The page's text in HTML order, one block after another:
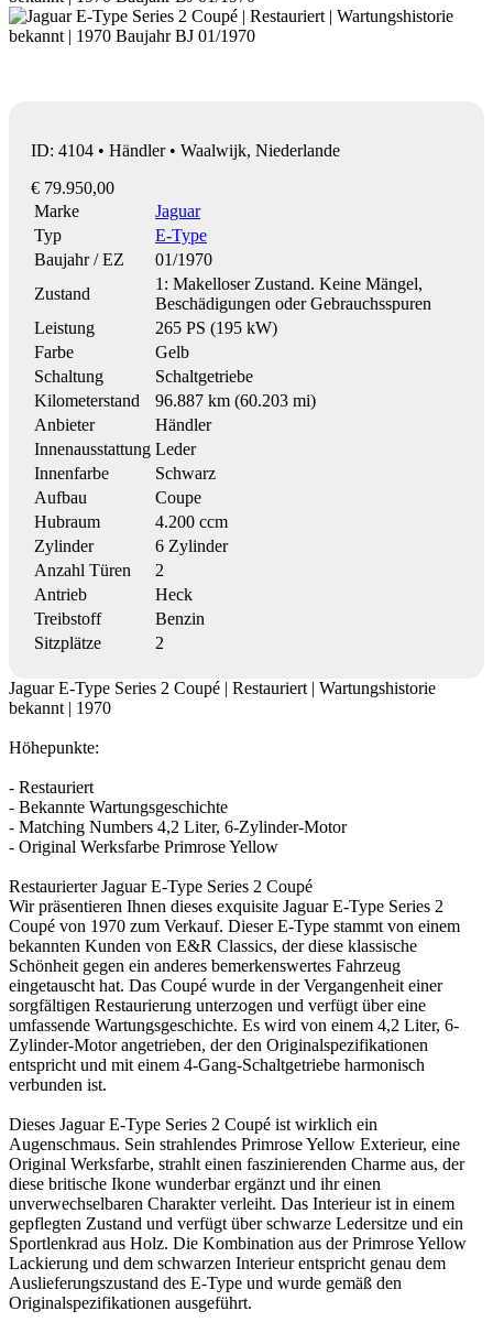
ID: 4104 • Händler • Waalwijk, Niederlande
€ 79.950,00
Marke
Jaguar
Typ
E-Type
Baujahr / EZ
01/1970
Zustand
1: Makelloser Zustand. Keine Mängel,
Beschädigungen oder Gebrauchsspuren
Leistung
265 PS (195 kW)
Farbe
Gelb
Schaltung
Schaltgetriebe
Kilometerstand
96.887 km (60.203 mi)
Anbieter
Händler
Innenausstattung Leder
Innenfarbe
Schwarz
Aufbau
Coupe
Hubraum
4.200 ccm
Zylinder
6 Zylinder
Anzahl Türen
2
Antrieb
Heck
Treibstoff
Benzin
Sitzplätze
2
Jaguar E-Type Series 2 Coupé | Restauriert | Wartungshistorie
bekannt | 1970
Höhepunkte:
- Restauriert
- Bekannte Wartungsgeschichte
- Matching Numbers 4,2 Liter, 6-Zylinder-Motor
- Original Werksfarbe Primrose Yellow
Restaurierter Jaguar E-Type Series 2 Coupé
Wir präsentieren Ihnen dieses exquisite Jaguar E-Type Series 2
Coupé von 1970 zum Verkauf. Dieser E-Type stammt von einem
bekannten Kunden von E&R Classics, der diese klassische
Schönheit gegen ein anderes bemerkenswertes Fahrzeug
eingetauscht hat. Das Coupé wurde in der Vergangenheit einer
sorgfältigen Restaurierung unterzogen und verfügt über eine
umfassende Wartungsgeschichte. Es wird von einem 4,2 Liter, 6-
Zylinder-Motor angetrieben, der den Originalspezifikationen
entspricht und mit einem 4-Gang-Schaltgetriebe harmonisch
verbunden ist.
Dieses Jaguar E-Type Series 2 Coupé ist wirklich ein
Augenschmaus. Sein strahlendes Primrose Yellow Exterieur, eine
Original Werksfarbe, strahlt einen faszinierenden Charme aus, der
diese britische Ikone wunderbar ergänzt und ihr einen
unverwechselbaren Charakter verleiht. Das Interieur ist in einem
gepflegten Zustand und verfügt über schwarze Ledersitze und ein
Sportlenkrad aus Holz. Die Kombination aus der Primrose Yellow
Lackierung und dem schwarzen Interieur entspricht genau dem
Auslieferungszustand des E-Type und wurde gemäß den
Originalspezifikationen ausgeführt.